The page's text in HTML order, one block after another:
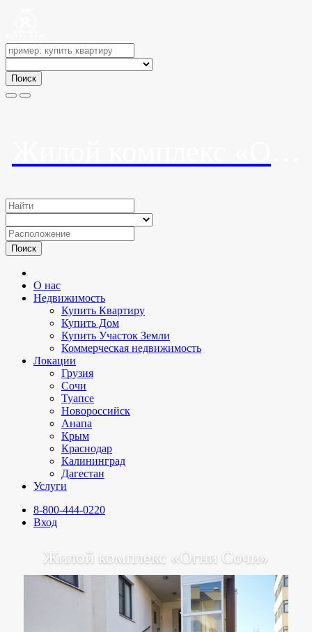
Поиск
Поиск
О нас
Недвижимость
Купить Квартиру
Купить Дом
Купить Участок Земли
Коммерческая недвижимость
Локации
Грузия
Сочи
Туапсе
Новороссийск
Анапа
Крым
Краснодар
Калининград
Дагестан
Услуги
8-800-444-0220
Вход
Жилой комплекс «Огни Сочи»